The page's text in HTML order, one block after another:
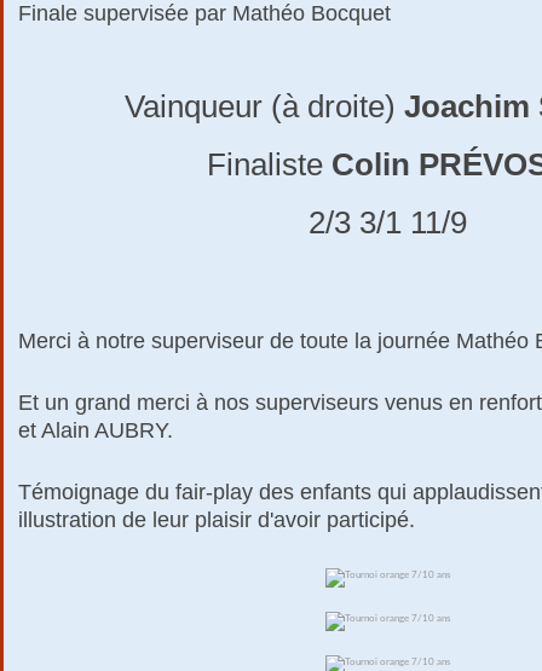
Finale supervisée par Mathéo Bocquet
Vainqueur (à droite) Joachim
Finaliste Colin
2/3 3/1 11/9
Merci à notre superviseur de toute la journée Mathéo
Et un grand merci à nos superviseurs venus en
et Alain AUBRY.
Témoignage du fair-play des enfants qui
illustration de leur plaisir d'avoir participé.